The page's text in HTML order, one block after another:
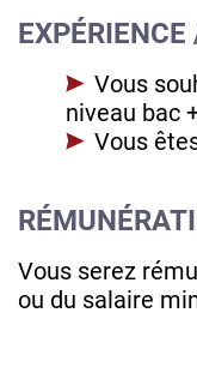
Vous
niveau bac
Vous
Vous serez
ou du salaire